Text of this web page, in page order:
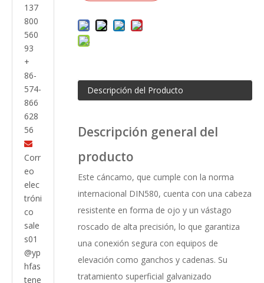
137
800
560
93
+
86-
574-
866
628
56

Corr
eo
elec
tróni
co
sale
s01
@yp
hfas
tene
Descripción del Producto
Descripción general del
producto
Este cáncamo, que cumple con la norma
internacional DIN580, cuenta con una cabeza
resistente en forma de ojo y un vástago
roscado de alta precisión, lo que garantiza
una conexión segura con equipos de
elevación como ganchos y cadenas. Su
tratamiento superficial galvanizado